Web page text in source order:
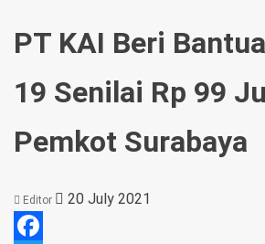
PT KAI Beri
19 Senilai Rp 99
Pemkot Surabaya
Editor 20 July 2021